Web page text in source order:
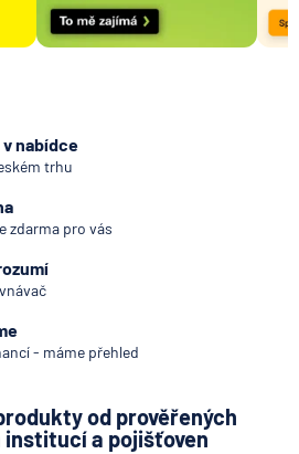
nabídce
trhu
zdarma pro vás
- máme přehled
od prověřených
a pojišťoven